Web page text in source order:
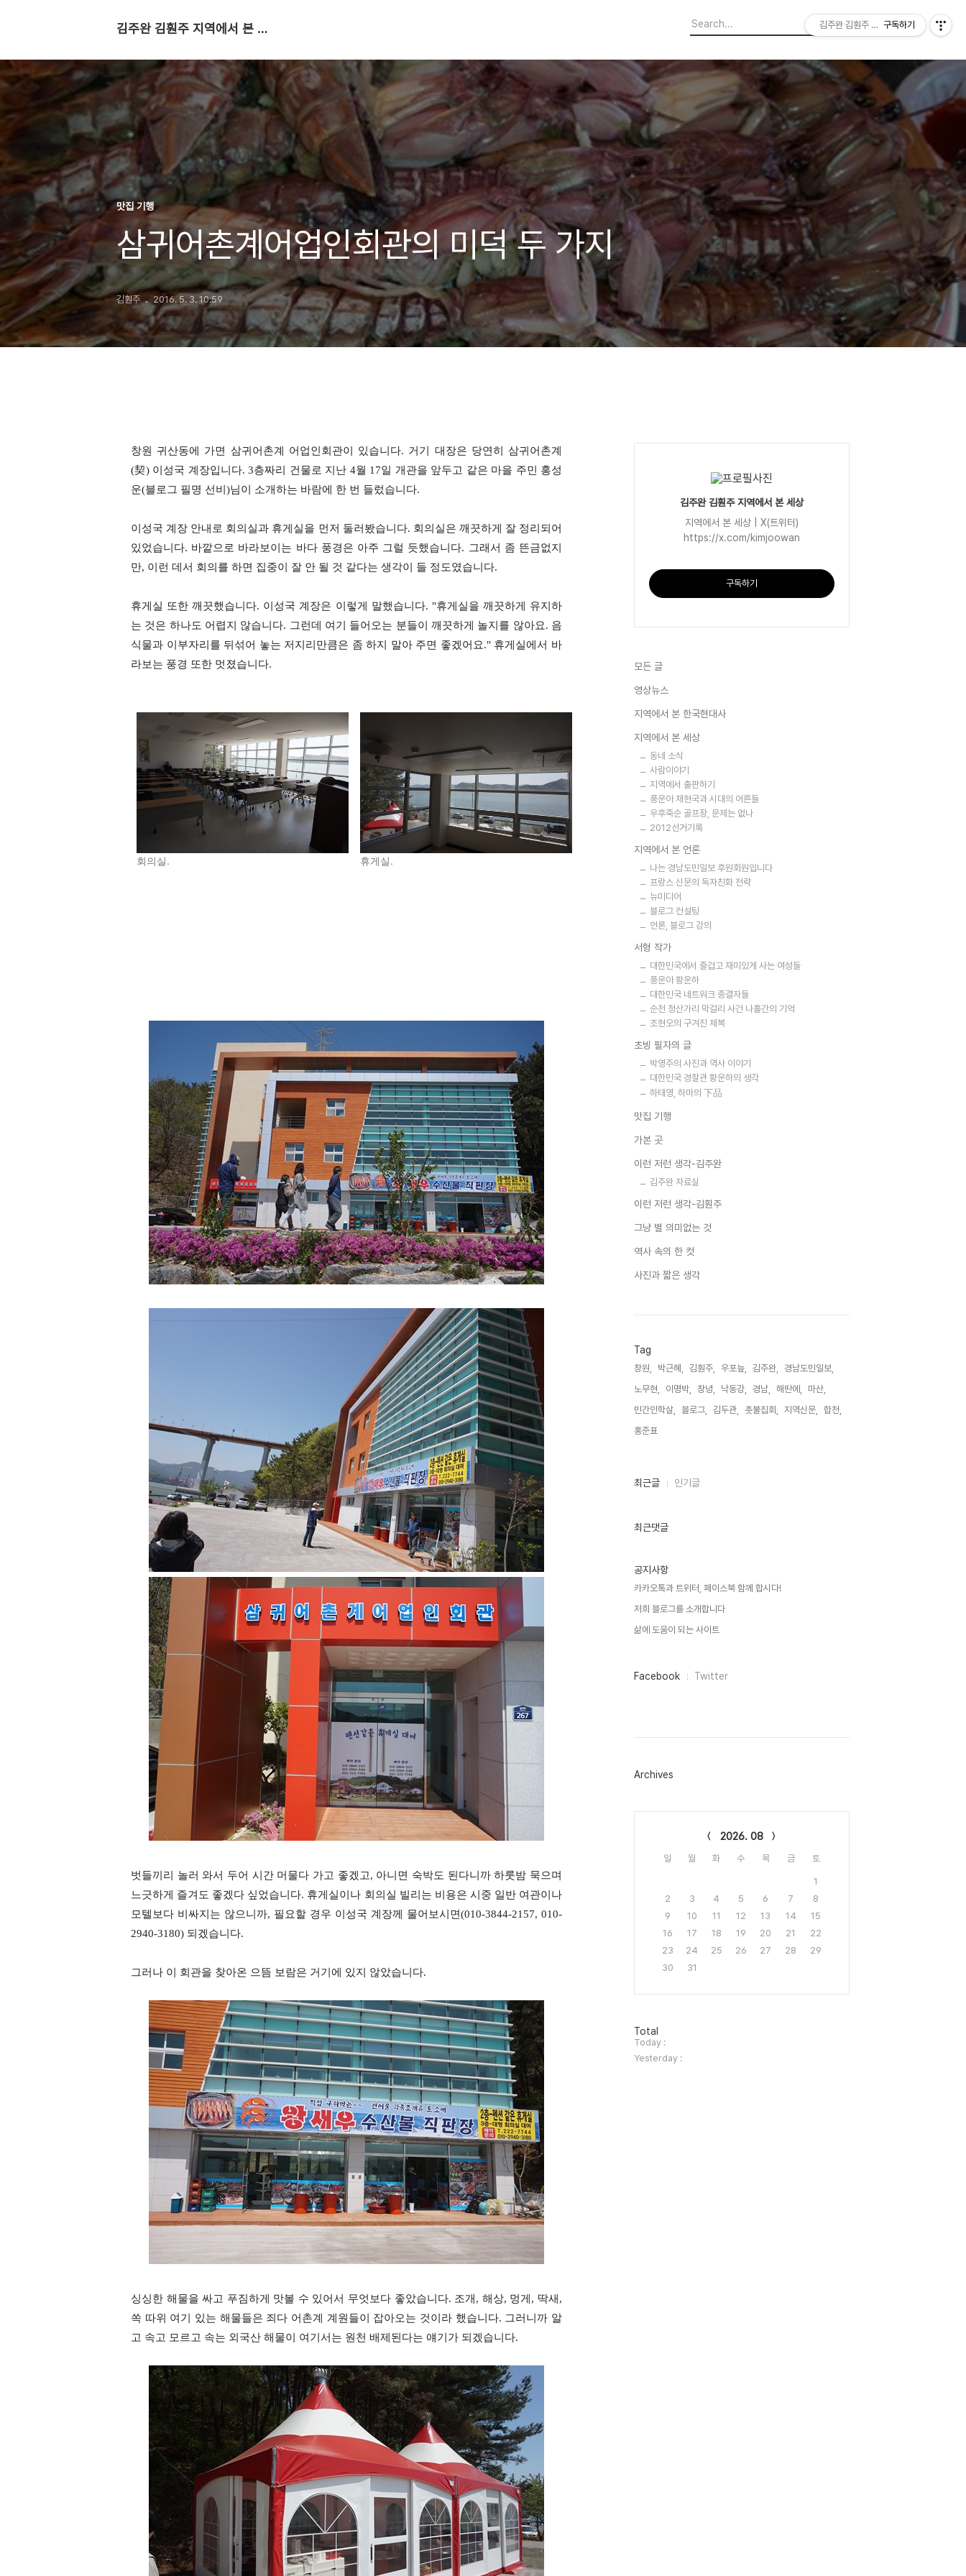
김주완 김훤주 지역에서 본 세상
맛집 기행
삼귀어촌계어업인회관의 미덕 두 가지
김훤주 2016. 5. 3. 10:59
창원 귀산동에 가면 삼귀어촌계 어업인회관이 있습니다. 거기 대장은 당연히 삼귀어촌계
(契) 이성국 계장입니다. 3층짜리 건물로 지난 4월 17일 개관을 앞두고 같은 마을 주민 홍성
운(블로그 필명 선비)님이 소개하는 바람에 한 번 들렀습니다.
이성국 계장 안내로 회의실과 휴게실을 먼저 둘러봤습니다. 회의실은 깨끗하게 잘 정리되어
있었습니다. 바깥으로 바라보이는 바다 풍경은 아주 그럴 듯했습니다. 그래서 좀 뜬금없지
만, 이런 데서 회의를 하면 집중이 잘 안 될 것 같다는 생각이 들 정도였습니다.
휴게실 또한 깨끗했습니다. 이성국 계장은 이렇게 말했습니다. "휴게실을 깨끗하게 유지하
는 것은 하나도 어렵지 않습니다. 그런데 여기 들어오는 분들이 깨끗하게 놀지를 않아요. 음
식물과 이부자리를 뒤섞어 놓는 저지리만큼은 좀 하지 말아 주면 좋겠어요." 휴게실에서 바
라보는 풍경 또한 멋졌습니다.
회의실. 휴게실.
벗들끼리 놀러 와서 두어 시간 머물다 가고 좋겠고, 아니면 숙박도 된다니까 하룻밤 묵으며
느긋하게 즐겨도 좋겠다 싶었습니다. 휴게실이나 회의실 빌리는 비용은 시중 일반 여관이나
모텔보다 비싸지는 않으니까, 필요할 경우 이성국 계장께 물어보시면(010-3844-2157, 010-
2940-3180) 되겠습니다.
그러나 이 회관을 찾아온 으뜸 보람은 거기에 있지 않았습니다.
싱싱한 해물을 싸고 푸짐하게 맛볼 수 있어서 무엇보다 좋았습니다. 조개, 해상, 멍게, 딱새,
쏙 따위 여기 있는 해물들은 죄다 어촌계 계원들이 잡아오는 것이라 했습니다. 그러니까 알
고 속고 모르고 속는 외국산 해물이 여기서는 원천 배제된다는 얘기가 되겠습니다.
김주완 김훤주 지역에서 본 세상
지역에서 본 세상 | X(트위터)
https://x.com/kimjoowan
구독하기
모든 글
영상뉴스
지역에서 본 한국현대사
지역에서 본 세상
동네 소식
사람이야기
지역에서 출판하기
풍운아 채현국과 시대의 어른들
우후죽순 골프장, 문제는 없나
2012선거기록
지역에서 본 언론
나는 경남도민일보 후원회원입니다
프랑스 신문의 독자친화 전략
뉴미디어
블로그 컨설팅
언론, 블로그 강의
서형 작가
대한민국에서 즐겁고 재미있게 사는 여성들
풍운아 황운하
대한민국 네트워크 종결자들
순천 청산가리 막걸리 사건 나흘간의 기억
조현오의 구겨진 제복
초빙 필자의 글
박영주의 사진과 역사 이야기
대한민국 경찰관 황운하의 생각
하태영, 하마의 下品
맛집 기행
가본 곳
이런 저런 생각-김주완
김주완 자료실
이런 저런 생각-김훤주
그냥 별 의미없는 것
역사 속의 한 컷
사진과 짧은 생각
Tag
창원, 박근혜, 김훤주, 우포늪, 김주완,
경남도민일보,
노무현,
이명박, 창녕, 낙동강, 경남, 해딴에,
마산,
민간인학살,
블로그, 김두관, 촛불집회, 지역신문,
합천,
홍준표,
최
인
최근글 인기글
최근댓글
공지사항
카카오톡과 트위터, 페이스북 함께 합시다!
저희 블로그를 소개합니다
삶에 도움이 되는 사이트
페
그
Facebook Twitter
Archives
2026. 08
일 월 화 수 목 금 토
1
2
3 4 5 6 7
8
9
10 11 12 13 14
15
16
17 18 19 20 21
22
23
24 25 26 27 28
29
30
31
방
문
자
수
Total
Today :
Yesterday :
김주완 김훤주 지역에서 본 세상
구독하기